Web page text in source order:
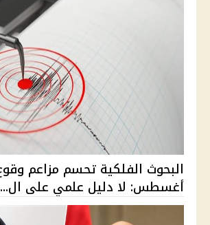
أغسطس: لا دليل علمي على ال...